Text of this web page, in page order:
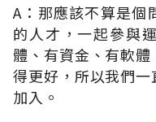
A：那應該不算是個
的人才，一起參與
體、有資金、有軟
得更好，所以我們
加入。